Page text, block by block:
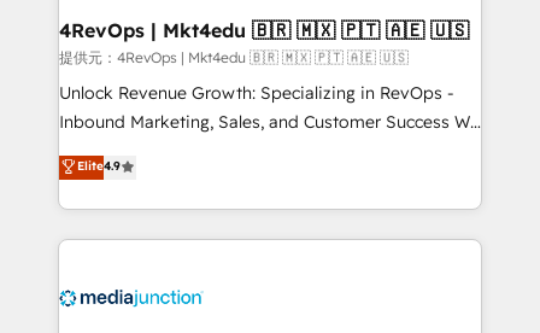
on-demand bundle services. Connect with us today!
4RevOps | Mkt4edu 🇧🇷 🇲🇽 🇵🇹 🇦🇪 🇺🇸
提供元：4RevOps | Mkt4edu 🇧🇷 🇲🇽 🇵🇹 🇦🇪 🇺🇸
Unlock Revenue Growth: Specializing in RevOps -
Inbound Marketing, Sales, and Customer Success We
specialize in driving revenue growth for companies
across industries through tailored marketing, sales,
and customer success strategies, utilizing RevOps
methodologies. As Latin America's largest HubSpot
offer unparalleled insights. Operating in five
Elite4.9